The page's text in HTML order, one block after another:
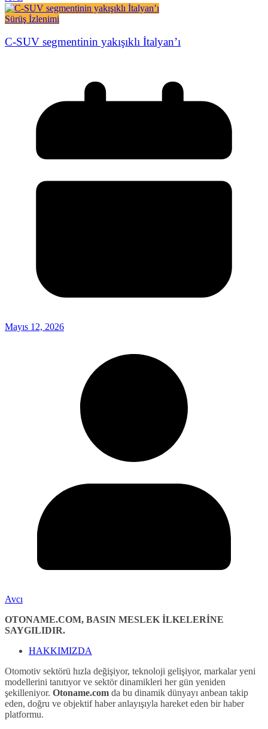
Sürüş İzlenimi
C-SUV segmentinin yakışıklı İtalyan’ı
Mayıs 12, 2026
Avcı
OTONAME.COM, BASIN MESLEK İLKELERİNE
SAYGILIDIR.
HAKKIMIZDA
Otomotiv sektörü hızla değişiyor, teknoloji gelişiyor, markalar yeni
modellerini tanıtıyor ve sektör dinamikleri her gün yeniden
şekilleniyor. Otoname.com da bu dinamik dünyayı anbean takip
eden, doğru ve objektif haber anlayışıyla hareket eden bir haber
platformu.